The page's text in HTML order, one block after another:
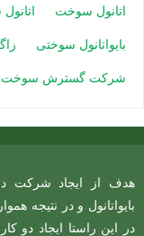
اتانول سوخت
بایواتانول سوختی
شرکت گسترش سوخت
هدف از ایجاد شرکت
بایواتانول و در
در این راستا ایجاد دو